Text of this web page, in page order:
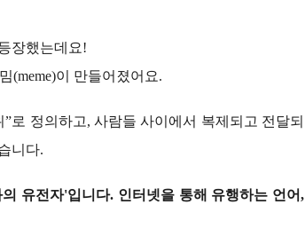
장했는데요!
(meme)이 만들어졌어요.
로 정의하고, 사람들 사이에서 복제되고 전달되
니다.
유전자'입니다. 인터넷을 통해 유행하는 언어,